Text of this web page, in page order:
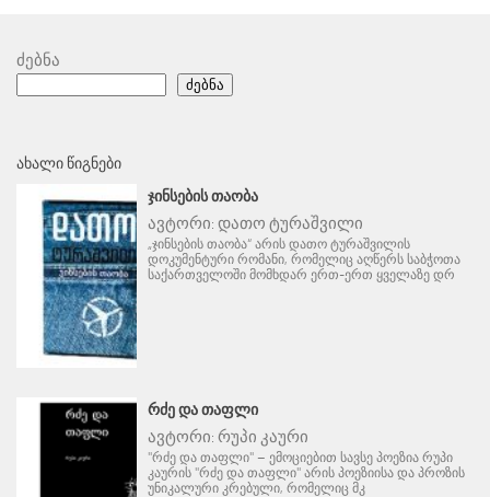
ძებნა
ძებნა
ᲐᲮᲐᲚᲘ ᲬᲘᲒᲜᲔᲑᲘ
ᲯᲘᲜᲡᲔᲑᲘᲡ ᲗᲐᲝᲑᲐ
ავტორი: დათო ტურაშვილი
„ჯინსების თაობა“ არის დათო ტურაშვილის
დოკუმენტური რომანი, რომელიც აღწერს საბჭოთა
საქართველოში მომხდარ ერთ-ერთ ყველაზე დრ
ᲠᲫᲔ ᲓᲐ ᲗᲐᲤᲚᲘ
ავტორი: რუპი კაური
"რძე და თაფლი" – ემოციებით სავსე პოეზია რუპი
კაურის "რძე და თაფლი" არის პოეზიისა და პროზის
უნიკალური კრებული, რომელიც მკ